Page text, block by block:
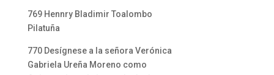
769 Hennry Bladimir Toalombo
Pilatuña
770 Desígnese a la señora Verónica
Gabriela Ureña Moreno como